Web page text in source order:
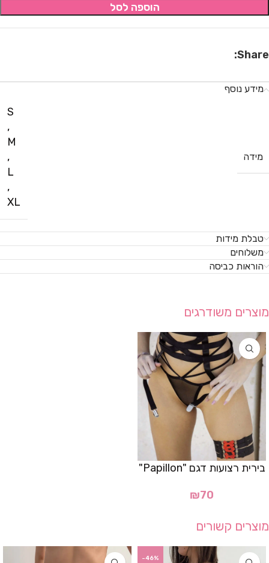
הוספה לסל
Share:
מידע נוסף
מידה
S
,
M
,
L
,
XL
טבלת מידות
משלוחים
הוראות כביסה
מוצרים משודרגים
בירית רצועות דגם "Papillon"
₪70
מוצרים קשורים
-46%